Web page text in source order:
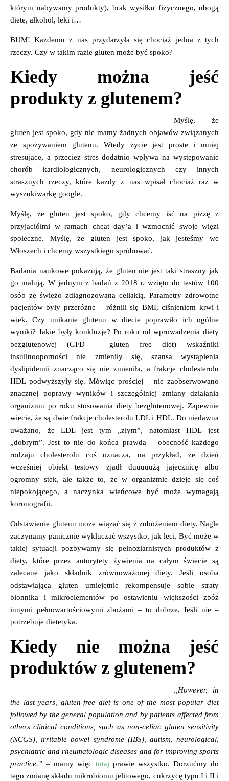
którym nabywamy produkty), brak wysiłku fizycznego, ubogą
dietę, alkohol, leki i…
BUM! Każdemu z nas przydarzyła się chociaż jedna z tych
rzeczy. Czy w takim razie gluten może być spoko?
Kiedy można jeść
produkty z glutenem?
Myślę, że
gluten jest spoko, gdy nie mamy żadnych objawów związanych
ze spożywaniem glutenu. Wtedy życie jest proste i mniej
stresujące, a przecież stres dodatnio wpływa na występowanie
chorób kardiologicznych, neurologicznych czy innych
strasznych rzeczy, które każdy z nas wpisał chociaż raz w
wyszukiwarkę google.
Myślę, że gluten jest spoko, gdy chcemy iść na pizzę z
przyjaciółmi w ramach cheat day’a i wzmocnić swoje więzi
społeczne. Myślę, że gluten jest spoko, jak jesteśmy we
Włoszech i chcemy wszystkiego spróbować.
Badania naukowe pokazują, że gluten nie jest taki straszny jak
go malują. W jednym z badań z 2018 r. wzięto do testów 100
osób ze świeżo zdiagnozowaną celiakią. Parametry zdrowotne
pacjentów były przeróżne – różnili się BMI, ciśnieniem krwi i
wiek. Czy unikanie glutenu w diecie poprawiło ich ogólne
wyniki? Jakie były konkluzje? Po roku od wprowadzenia diety
bezglutenowej (GFD – gluten free diet) wskaźniki
insulinooporności nie zmieniły się, szansa wystąpienia
dyslipidemii znacząco się nie zmieniła, a frakcje cholesterolu
HDL podwyższyły się. Mówiąc prościej – nie zaobserwowano
znacznej poprawy wyników i szczególniej zmiany działania
organizmu po roku stosowania diety bezglutenowej. Zapewnie
wiecie, że są dwie frakcje cholesterolu LDL i HDL. Do niedawna
uważano, że LDL jest tym „złym”, natomiast HDL jest
„dobrym”. Jest to nie do końca prawda – obecność każdego
rodzaju cholesterolu coś oznacza, na przykład, że dzień
wcześniej obiekt testowy zjadł duuuuużą jajecznicę albo
ogromny stek, ale także to, że w organizmie dzieje się coś
niepokojącego, a naczynka wieńcowe być może wymagają
koronografii.
Odstawienie glutenu może wiązać się z zubożeniem diety. Nagle
zaczynamy panicznie wykluczać wszystko, jak leci. Być może w
takiej sytuacji pozbywamy się pełnoziarnistych produktów z
diety, które przez autorytety żywienia na całym świecie są
zalecane jako składnik zrównoważonej diety. Jeśli osoba
odstawiająca gluten umiejętnie rekompensuje sobie straty
błonnika i mikroelementów po ostawieniu większości zbóż
innymi pełnowartościowymi zbożami – to dobrze. Jeśli nie –
potrzebuje dietetyka.
Kiedy nie można jeść
produktów z glutenem?
„However, in
the last years, gluten-free diet is one of the most popular diet
followed by the general population and by patients affected from
others clinical conditions, such as non-celiac gluten sensitivity
(NCGS), irritable bowel syndrome (IBS), autism , neurological,
psychiatric and rheumatologic diseases and for improving sports
practice.” – mamy więc tutaj prawie wszystko. Dorzućmy do
tego zmianę składu mikrobiomu jelitowego, cukrzycę typu I i II i